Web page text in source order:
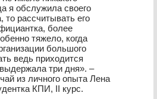
я обслужила своего
то рассчитывать его
более
тяжело, когда
большого
ведь приходится
три дня». –
из личного опыта Лена
КПИ, II курс.